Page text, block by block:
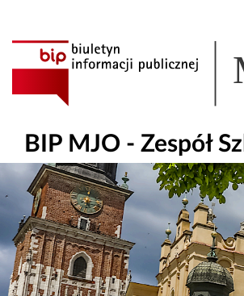
BIP MJO - Zespół